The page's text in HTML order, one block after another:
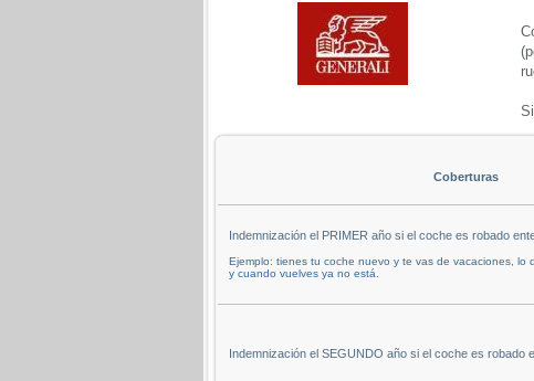
Coberturas
Indemnización el PRIMER año si el coche es robado
Ejemplo: tienes tu coche nuevo y te vas de vacaciones, lo
y cuando vuelves ya no está.
Indemnización el SEGUNDO año si el coche es robado